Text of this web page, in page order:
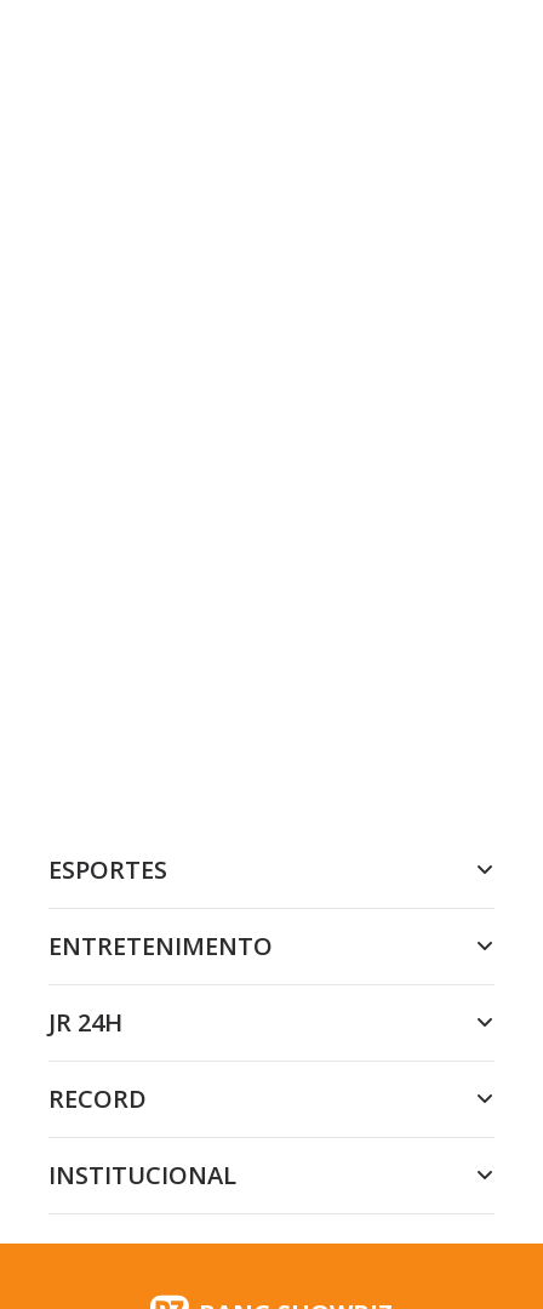
ESPORTES
ENTRETENIMENTO
JR 24H
RECORD
INSTITUCIONAL